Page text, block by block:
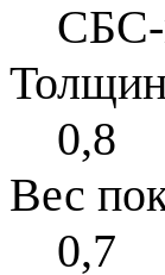
СБС-
0,8
Вес
0,7